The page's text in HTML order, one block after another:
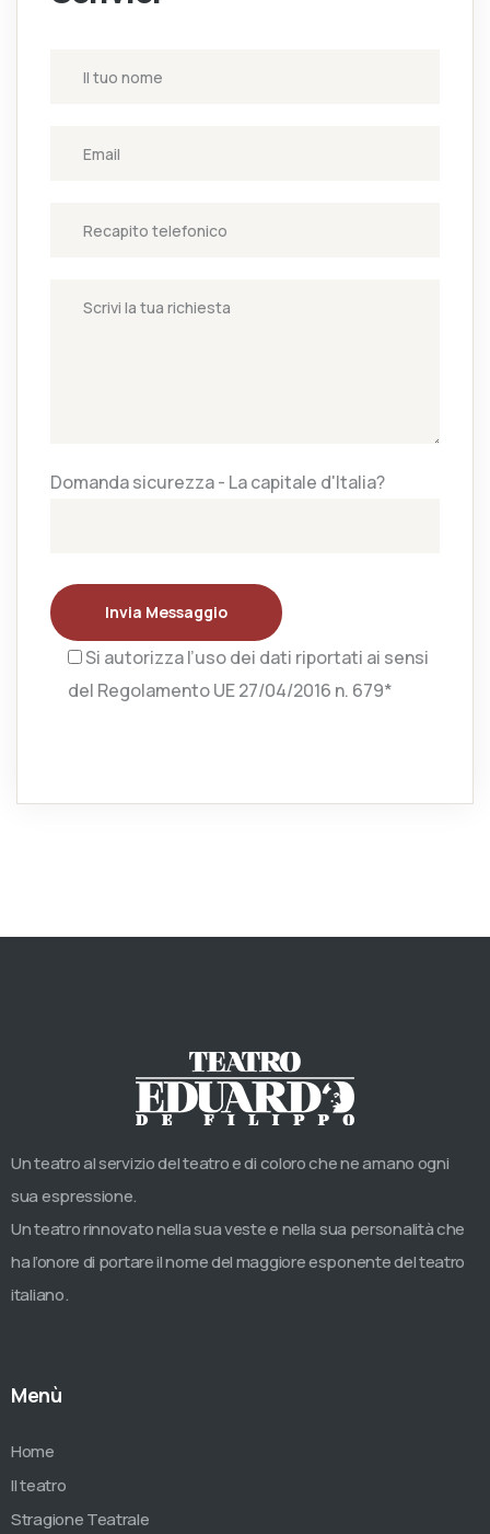
Domanda sicurezza - La capitale d'Italia?
Invia Messaggio
Si autorizza l’uso dei dati riportati ai sensi
del Regolamento UE 27/04/2016 n. 679*
Un teatro al servizio del teatro e di coloro che ne amano ogni
sua espressione.
Un teatro rinnovato nella sua veste e nella sua personalità che
ha l’onore di portare il nome del maggiore esponente del teatro
italiano.
Menù
Home
Il teatro
Stragione Teatrale